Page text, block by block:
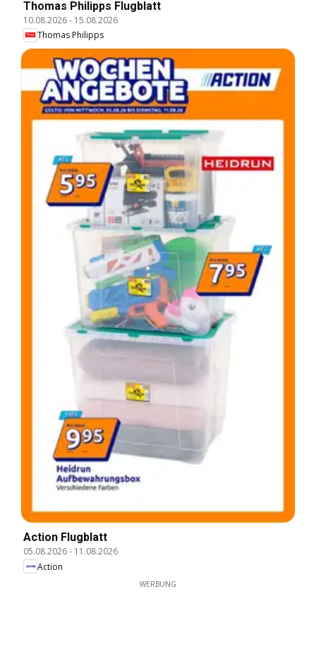
Thomas Philipps Flugblatt
10.08.2026- 15.08.2026
Thomas Philipps
Action Flugblatt
05.08.2026- 11.08.2026
Action
WERBUNG